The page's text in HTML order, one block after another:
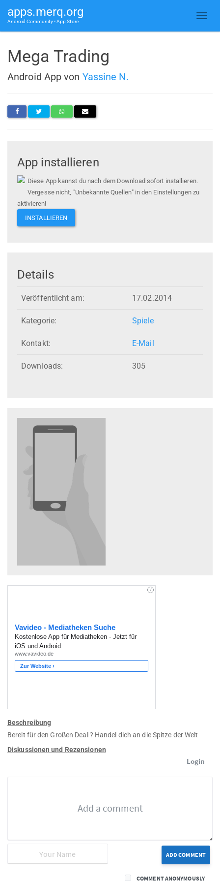
apps.merq.org
Android Community • App Store
Mega Trading
Android App von Yassine N.
App installieren
Diese App kannst du nach dem Download sofort installieren.
Vergesse nicht, "Unbekannte Quellen" in den Einstellungen zu
aktivieren!
INSTALLIEREN
Details
Veröffentlicht am: 17.02.2014
Kategorie: Spiele
Kontakt: E-Mail
Downloads: 305
Beschreibung
Bereit für den Großen Deal ? Handel dich an die Spitze der Welt
Diskussionen und Rezensionen
Login
ADD COMMENT
COMMENT ANONYMOUSLY